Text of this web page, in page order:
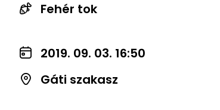
Fehér tok
2019. 09. 03. 16:50
Gáti szakasz